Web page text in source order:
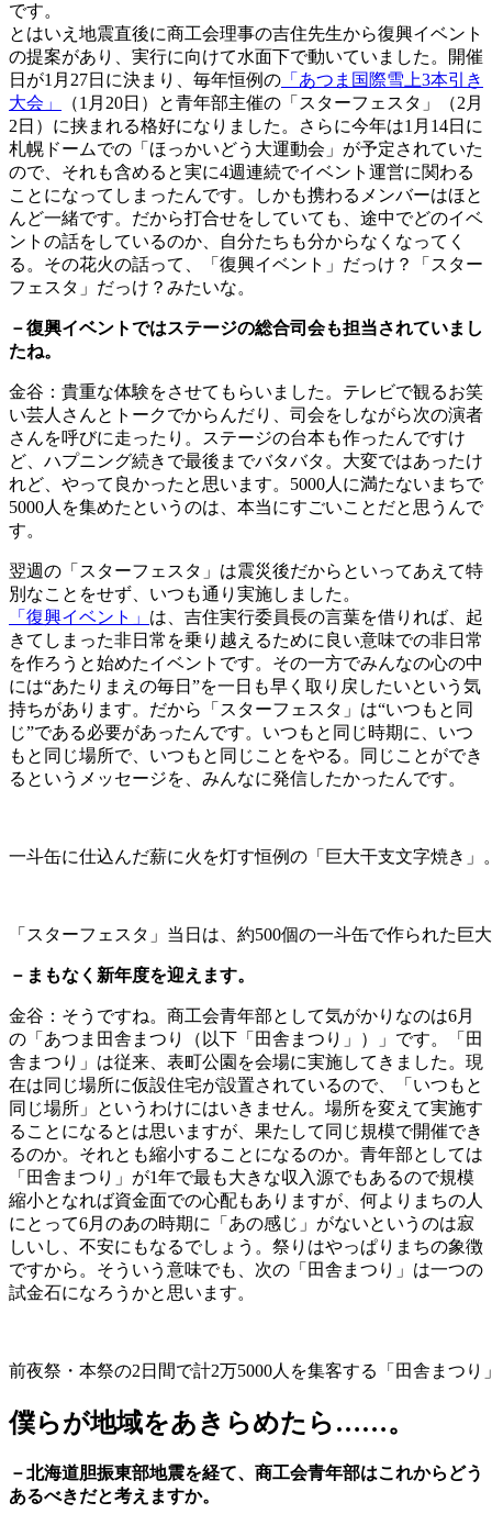
です。
とはいえ地震直後に商工会理事の吉住先生から復興イベント
の提案があり、実行に向けて水面下で動いていました。開催
日が1月27日に決まり、毎年恒例の 「あつま国際雪上3本引き
大会」
（1月20日）と青年部主催の「スターフェスタ」（2月
2日）に挟まれる格好になりました。さらに今年は1月14日に
札幌ドームでの「ほっかいどう大運動会」が予定されていた
ので、それも含めると実に4週連続でイベント運営に関わる
ことになってしまったんです。しかも携わるメンバーはほと
んど一緒です。だから打合せをしていても、途中でどのイベ
ントの話をしているのか、自分たちも分からなくなってく
る。その花火の話って、「復興イベント」だっけ？「スター
フェスタ」だっけ？みたいな。
－復興イベントではステージの総合司会も担当されていまし
たね。
金谷：貴重な体験をさせてもらいました。テレビで観るお笑
い芸人さんとトークでからんだり、司会をしながら次の演者
さんを呼びに走ったり。ステージの台本も作ったんですけ
ど、ハプニング続きで最後までバタバタ。大変ではあったけ
れど、やって良かったと思います。5000人に満たないまちで
5000人を集めたというのは、本当にすごいことだと思うんで
す。
翌週の「スターフェスタ」は震災後だからといってあえて特
別なことをせず、いつも通り実施しました。
「復興イベント」 は、吉住実行委員長の言葉を借りれば、起
きてしまった非日常を乗り越えるために良い意味での非日常
を作ろうと始めたイベントです。その一方でみんなの心の中
には“あたりまえの毎日”を一日も早く取り戻したいという気
持ちがあります。だから「スターフェスタ」は“いつもと同
じ”である必要があったんです。いつもと同じ時期に、いつ
もと同じ場所で、いつもと同じことをやる。同じことができ
るというメッセージを、みんなに発信したかったんです。
一斗缶に仕込んだ薪に火を灯す恒例の「巨大干支文字焼き」
「スターフェスタ」当日は、約500個の一斗缶で作られた
－まもなく新年度を迎えます。
金谷：そうですね。商工会青年部として気がかりなのは6月
の「あつま田舎まつり（以下「田舎まつり」）」です。「田
舎まつり」は従来、表町公園を会場に実施してきました。現
在は同じ場所に仮設住宅が設置されているので、「いつもと
同じ場所」というわけにはいきません。場所を変えて実施す
ることになるとは思いますが、果たして同じ規模で開催でき
るのか。それとも縮小することになるのか。青年部としては
「田舎まつり」が1年で最も大きな収入源でもあるので規模
縮小となれば資金面での心配もありますが、何よりまちの人
にとって6月のあの時期に「あの感じ」がないというのは寂
しいし、不安にもなるでしょう。祭りはやっぱりまちの象徴
ですから。そういう意味でも、次の「田舎まつり」は一つの
試金石になろうかと思います。
前夜祭・本祭の2日間で計2万5000人を集客する「田舎まつ
僕らが地域をあきらめたら……。
－北海道胆振東部地震を経て、商工会青年部はこれからどう
あるべきだと考えますか。